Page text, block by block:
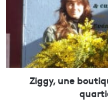
e
Ziggy, une